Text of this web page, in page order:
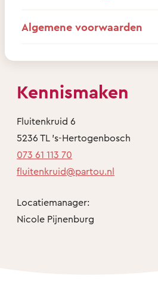
Algemene voorwaarden
Kennismaken
Fluitenkruid 6
5236 TL 's-Hertogenbosch
073 61 113 70
fluitenkruid@partou.nl
Locatiemanager:
Nicole Pijnenburg